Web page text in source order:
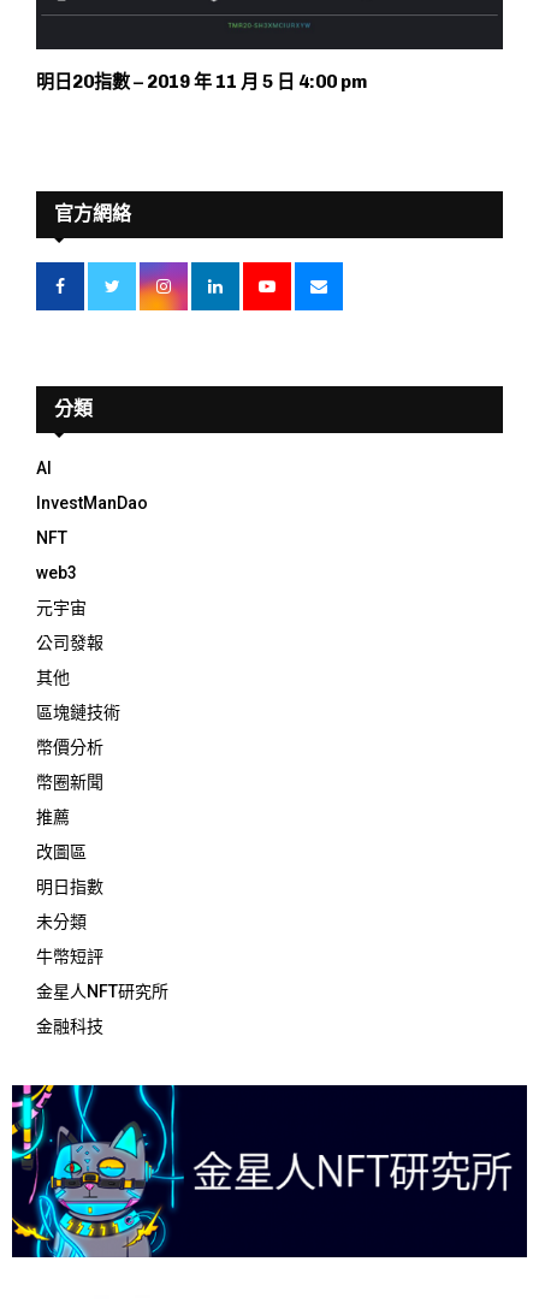
明日20指數 – 2019 年 11 月 5 日 4:00 pm
官方網絡
分類
AI
InvestManDao
NFT
web3
元宇宙
公司發報
其他
區塊鏈技術
幣價分析
幣圈新聞
推薦
改圖區
明日指數
未分類
牛幣短評
金星人NFT研究所
金融科技